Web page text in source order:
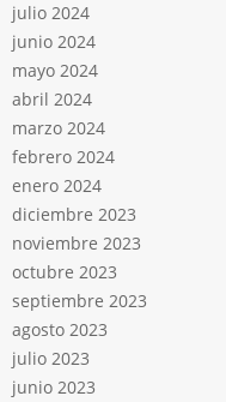
julio 2024
junio 2024
mayo 2024
abril 2024
marzo 2024
febrero 2024
enero 2024
diciembre 2023
noviembre 2023
octubre 2023
septiembre 2023
agosto 2023
julio 2023
junio 2023